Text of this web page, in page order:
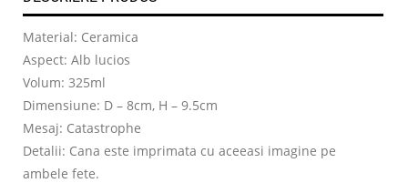
Material: Ceramica
Aspect: Alb lucios
Volum: 325ml
Dimensiune: D – 8cm, H – 9.5cm
Mesaj: Catastrophe
Detalii: Cana este imprimata cu aceeasi imagine pe
ambele fete.